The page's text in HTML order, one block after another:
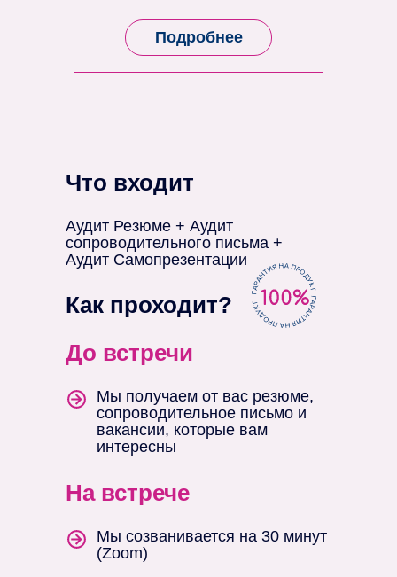
Подробнее
Аудит Резюме + Аудит
сопроводительного письма +
Аудит Самопрезентации
Что входит
До встречи
Как проходит?
Мы получаем от вас резюме,
сопроводительное письмо и
вакансии, которые вам
интересны
На встрече
Мы созванивается на 30 минут
(Zoom)